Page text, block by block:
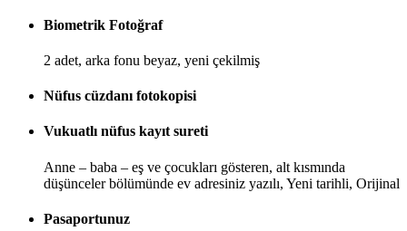
Biometrik Fotoğraf
2 adet, arka fonu beyaz, yeni çekilmiş
Nüfus cüzdanı fotokopisi
Vukuatlı nüfus kayıt sureti
Anne – baba – eş ve çocukları gösteren, alt kısmında
düşünceler bölümünde ev adresiniz yazılı, Yeni tarihli, Orijinal
Pasaportunuz